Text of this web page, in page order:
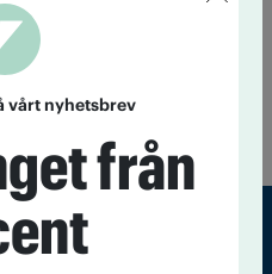
väljer bort
tog steget och slutade
vårt nyhetsbrev
från